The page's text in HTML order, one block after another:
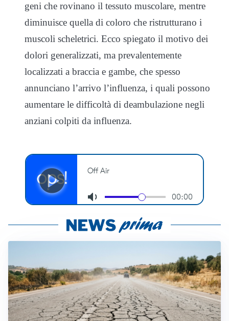
geni che rovinano il tessuto muscolare, mentre
diminuisce quella di coloro che ristrutturano i
muscoli scheletrici. Ecco spiegato il motivo dei
dolori generalizzati, ma prevalentemente
localizzati a braccia e gambe, che spesso
annunciano l’arrivo l’influenza, i quali possono
aumentare le difficoltà di deambulazione negli
anziani colpiti da influenza.